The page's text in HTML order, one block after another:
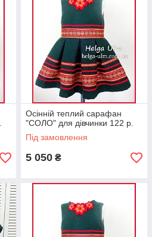
Осінній теплий сарафан
"СОЛО" для дівчинки 122 р.
Під замовлення
5 050 ₴